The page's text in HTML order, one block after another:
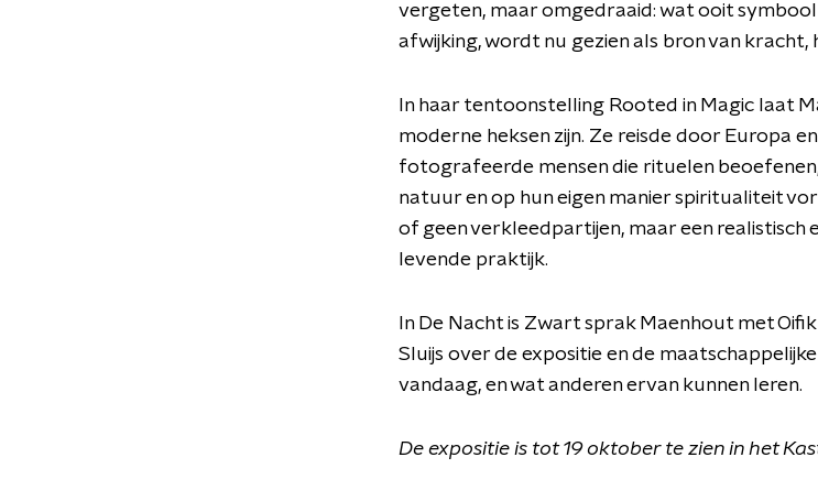
vergeten, maar omgedraaid: wat ooit
afwijking, wordt nu gezien als bron van kracht,
In haar tentoonstelling Rooted in Magic laat
moderne heksen zijn. Ze reisde door Europa
fotografeerde mensen die rituelen
natuur en op hun eigen manier spiritualiteit
of geen verkleedpartijen, maar een realistisch
levende praktijk.
In De Nacht is Zwart sprak Maenhout met
Sluijs over de expositie en de
vandaag, en wat anderen ervan kunnen leren.
De expositie is tot 19 oktober te zien in het